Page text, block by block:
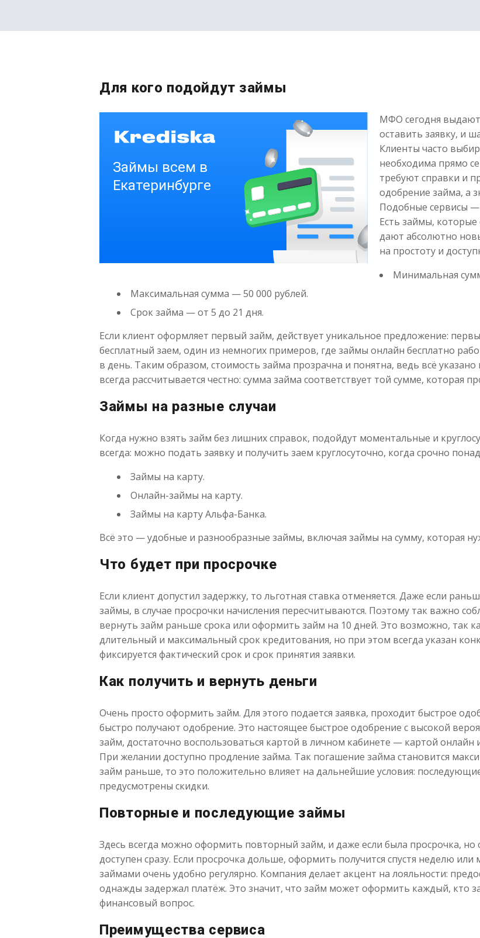
Для кого подойдут займы
МФО сегодня
оставить заявку, и
Клиенты часто
необходима прямо
требуют справки и
одобрение займа, а
Подобные сервисы
Есть займы,
дают абсолютно
на простоту и
Минимальная
Максимальная сумма — 50 000 рублей.
Срок займа — от 5 до 21 дня.
Если клиент оформляет первый займ, действует уникальное предложение:
бесплатный заем, один из немногих примеров, где займы онлайн бесплатно
в день. Таким образом, стоимость займа прозрачна и понятна, ведь всё
всегда рассчитывается честно: сумма займа соответствует той сумме, которая
Займы на разные случаи
Когда нужно взять займ без лишних справок, подойдут моментальные и
всегда: можно подать заявку и получить заем круглосуточно, когда срочно
Займы на карту.
Онлайн-займы на карту.
Займы на карту Альфа-Банка.
Всё это — удобные и разнообразные займы, включая займы на сумму, которая
Что будет при просрочке
Если клиент допустил задержку, то льготная ставка отменяется. Даже если
займы, в случае просрочки начисления пересчитываются. Поэтому так важно
вернуть займ раньше срока или оформить займ на 10 дней. Это возможно, так
длительный и максимальный срок кредитования, но при этом всегда указан
фиксируется фактический срок и срок принятия заявки.
Как получить и вернуть деньги
Очень просто оформить займ. Для этого подается заявка, проходит быстрое
быстро получают одобрение. Это настоящее быстрое одобрение с высокой
займ, достаточно воспользоваться картой в личном кабинете — картой
При желании доступно продление займа. Так погашение займа становится
займ раньше, то это положительно влияет на дальнейшие условия:
предусмотрены скидки.
Повторные и последующие займы
Здесь всегда можно оформить повторный займ, и даже если была просрочка,
доступен сразу. Если просрочка дольше, оформить получится спустя неделю
займами очень удобно регулярно. Компания делает акцент на лояльности:
однажды задержал платёж. Это значит, что займ может оформить каждый, кто
финансовый вопрос.
Преимущества сервиса